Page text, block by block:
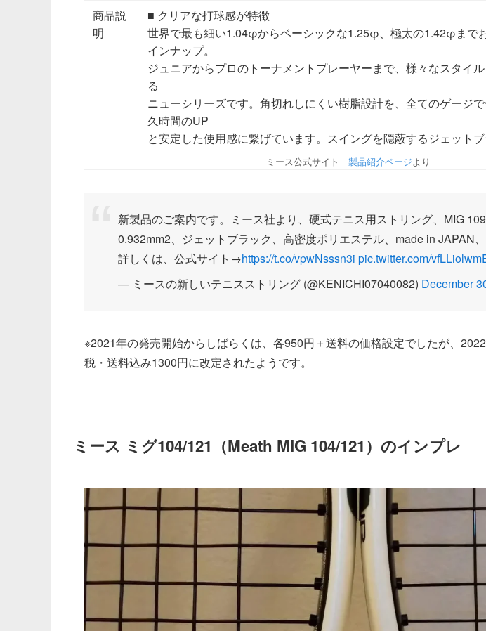
商品説
明
■ クリアな打球感が特徴
世界で最も細い1.04φからベーシックな1.25φ、極太の1.42φまで
インナップ。
ジュニアからプロのトーナメントプレーヤーまで、様々なスタイ
る
ニューシリーズです。角切れしにくい樹脂設計を、全てのゲージ
久時間のUP
と安定した使用感に繋げています。スイングを隠蔽するジェットブ
ミース公式サイト 製品紹介ページより
新製品のご案内です。ミース社より、硬式テニス用ストリング、MIG
0.932mm2、ジェットブラック、高密度ポリエステル、made in JAPAN、
詳しくは、公式サイト→https://t.co/vpwNsssn3i pic.twitter.com/
— ミースの新しいテニスストリング (@KENICHI07040082) December
※2021年の発売開始からしばらくは、各950円＋送料の価格設定でしたが、
税・送料込み1300円に改定されたようです。
ミース ミグ104/121（Meath MIG 104/121）のインプレ